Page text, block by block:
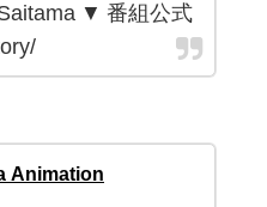
▼ 番組公式
Animation